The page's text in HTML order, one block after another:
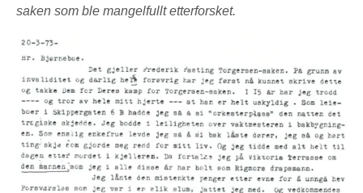
saken som ble mangelfullt etterforsket.